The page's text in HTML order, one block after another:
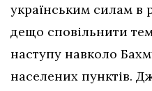
українським силам в
дещо сповільнити
наступу навколо
населених пунктів.